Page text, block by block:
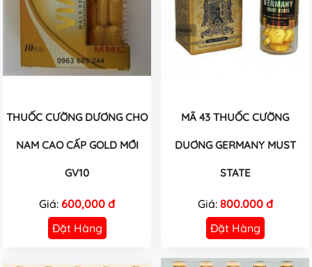
THUỐC CƯỜNG DƯƠNG CHO
NAM CAO CẤP GOLD MỚI
GV10
Giá: 600,000 đ
Đặt Hàng
MÃ 43 THUỐC CƯỜNG
DUƠNG GERMANY MUST
STATE
Giá: 800.000 đ
Đặt Hàng